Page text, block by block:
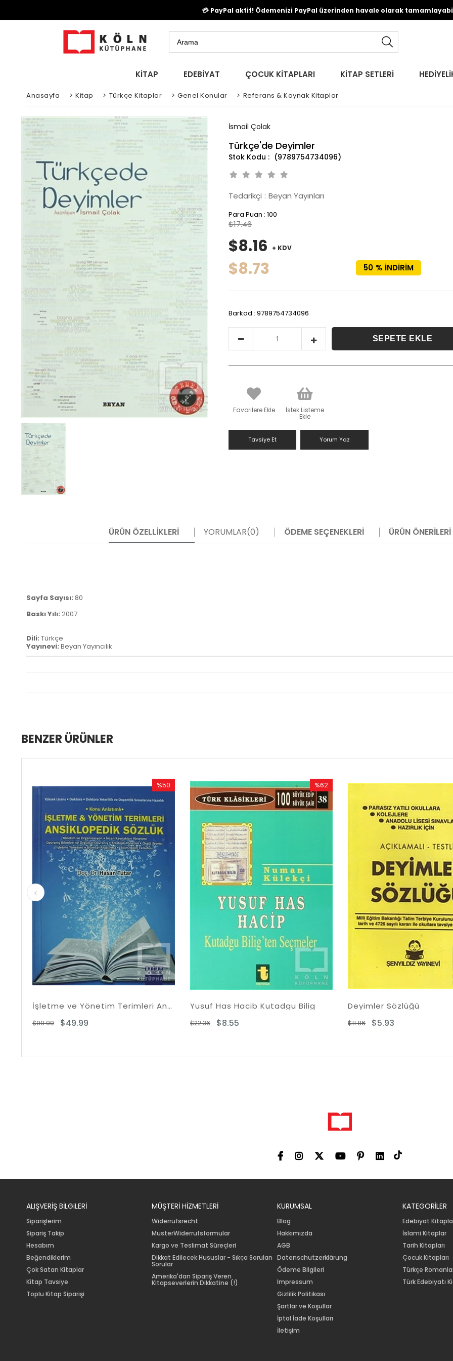
💳 PayPal aktif! Ödemenizi PayPal üzerinden havale olarak
KİTAP EDEBİYAT ÇOCUK KİTAPLARI KİTAP SETLERİ
Anasayfa > Kitap > Türkçe Kitaplar > Genel Konular > Referans & Kaynak Kitaplar
İsmail Çolak
Türkçe'de Deyimler
(9789754734096)
Tedarikçi : Beyan Yayınları
Para Puan : 100
%
50 İNDIRIM
$17.46
$8.16 + KDV
$8.73
Barkod : 9789754734096
Favorilere Ekle İstek Listeme
Ekle
Tavsiye Et Yorum Yaz
ÜRÜN ÖZELLIKLERI YORUMLAR(0) ÖDEME SEÇENEKLERI ÜRÜN ÖNERILERI
Sayfa Sayısı: 80
Baskı Yılı: 2007
Dili: Türkçe
Yayınevi: Beyan Yayıncılık
BENZER ÜRÜNLER
İşletme ve Yönetim Terimleri Ansiklopedik Sözlük
%50
İndirim
Yusuf Has Hacib Kutadgu Bilig
$22.36
%62
İndirim
%62İndirim
Deyimler Sözlüğü
$11.86
%50
%50İndirim
ALIŞVERİŞ BİLGiLERİ
Siparişlerim
Sipariş Takip
Hesabım
Beğendiklerim
Çok Satan Kitaplar
Kitap Tavsiye
Toplu Kitap Siparişi
MÜŞTERİ HİZMETLERİ
Widerrufsrecht
MusterWiderrufsformular
Kargo ve Teslimat Süreçleri
Dikkat Edilecek Hususlar - Sıkça Sorulan
Sorular
Amerika'dan Sipariş Veren
Kitapseverlerin Dikkatine (!)
KURUMSAL
Blog
Hakkımızda
AGB
Datenschutzerklärung
Ödeme Bilgileri
Impressum
Gizlilik Politikası
Şartlar ve Koşullar
İptal İade Koşulları
İletişim
KATEGORİLER
Edebiyat
İslami Kitaplar
Tarih Kitapları
Çocuk Kitapları
Türkçe
Türk Edebiyatı